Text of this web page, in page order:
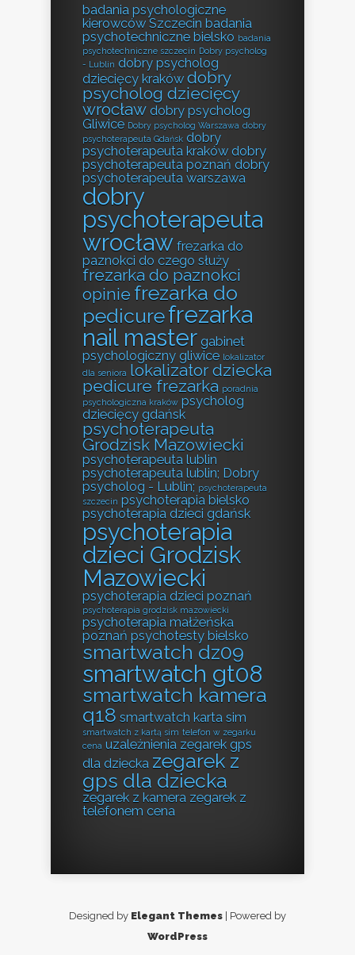
badania psychologiczne
kierowców Szczecin badania
psychotechniczne bielsko badania
psychotechniczne szczecin Dobry psycholog
- Lublin dobry psycholog
dziecięcy kraków dobry
psycholog dziecięcy
wrocław dobry psycholog
Gliwice Dobry psycholog Warszawa dobry
psychoterapeuta Gdańsk dobry
psychoterapeuta kraków dobry
psychoterapeuta poznań dobry
psychoterapeuta warszawa
dobry
psychoterapeuta
wrocław frezarka do
paznokci do czego służy
frezarka do paznokci
opinie frezarka do
pedicurefrezarka
nail master gabinet
psychologiczny gliwice lokalizator
dla seniora lokalizator dziecka
pedicure frezarka poradnia
psychologiczna kraków psycholog
dziecięcy gdańsk
psychoterapeuta
Grodzisk Mazowiecki
psychoterapeuta lublin
psychoterapeuta lublin; Dobry
psycholog - Lublin; psychoterapeuta
szczecin psychoterapia bielsko
psychoterapia dzieci gdańsk
psychoterapia
dzieci Grodzisk
Mazowiecki
psychoterapia dzieci poznań
psychoterapia grodzisk mazowiecki
psychoterapia małżeńska
poznań psychotesty bielsko
smartwatch dz09
smartwatch gt08
smartwatch kamera
q18 smartwatch karta sim
smartwatch z kartą sim telefon w zegarku
cena uzależnienia zegarek gps
dla dziecka zegarek z
gps dla dziecka
zegarek z kamera zegarek z
telefonem cena
Designed by Elegant Themes | Powered by
WordPress